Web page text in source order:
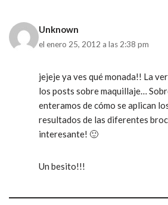
Unknown
el enero 25, 2012 a las 2:38 pm
jejeje ya ves qué monada!! La
los posts sobre maquillaje…
enteramos de cómo se aplican
resultados de las diferentes
interesante! 🙂
Un besito!!!